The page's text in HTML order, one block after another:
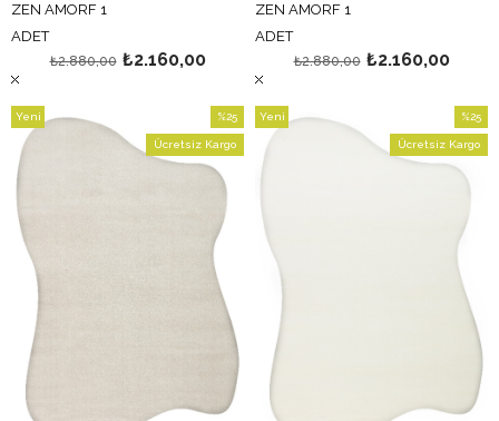
ZEN AMORF 1
ADET
₺2.160,00
₺2.880,00
ZEN AMORF 1
ADET
₺2.160,00
₺2.880,00
%25
İndirim
%25İndirim
Ücretsiz Kargo
Yeni
Ürün
%25
İndirim
Ücretsiz Kargo
Yeni
Ürün